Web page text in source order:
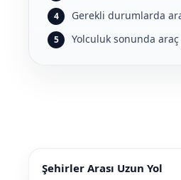
Gerekli durumlarda
Yolculuk sonunda
Şehirler Arası Uzun Yol